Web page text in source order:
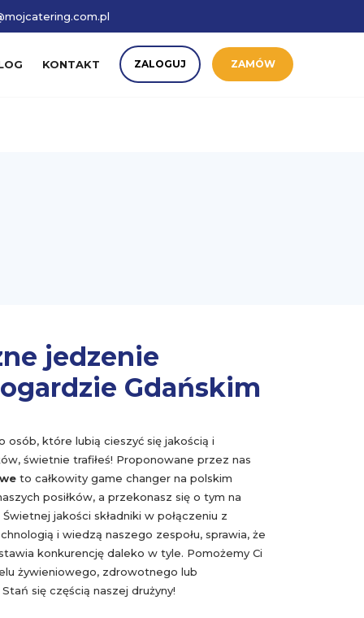
KONTAKT ZALOGUJ ZAMÓW
jedzenie
Gdańskim
osób, które lubią cieszyć się jakością i
świetnie trafiłeś! Proponowane przez nas
to całkowity game changer na polskim
posiłków, a przekonasz się o tym na
Świetnej jakości składniki w połączeniu z
i wiedzą naszego zespołu, sprawia, że
konkurencję daleko w tyle. Pomożemy Ci
żywieniowego, zdrowotnego lub
się częścią naszej drużyny!